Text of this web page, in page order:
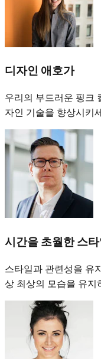
디자인 애호가
우리의 부드러운 핑크
자인 기술을 향상시키
시간을 초월한 스
스타일과 관련성을 유
상 최상의 모습을 유지